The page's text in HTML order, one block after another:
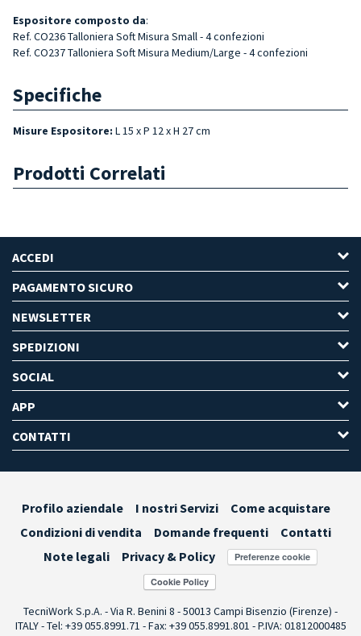
Espositore composto da:
Ref. CO236 Talloniera Soft Misura Small - 4 confezioni
Ref. CO237 Talloniera Soft Misura Medium/Large - 4 confezioni
Specifiche
Misure Espositore: L 15 x P 12 x H 27 cm
Prodotti Correlati
ACCEDI
PAGAMENTO SICURO
NEWSLETTER
SPEDIZIONI
SOCIAL
APP
CONTATTI
Profilo aziendale I nostri Servizi
Come acquistare
Condizioni di vendita
Domande frequenti
Contatti
Note legali
Privacy & Policy Preferenze cookie
TecniWork S.p.A. - Via R. Benini 8 - 50013 Campi Bisenzio (Firenze) -
ITALY - Tel: +39 055.8991.71 - Fax: +39 055.8991.801 - P.IVA: 01812000485